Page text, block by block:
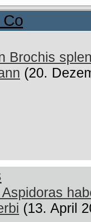
Brochis
(20.
(13. April